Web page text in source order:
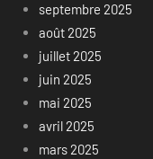
septembre 2025
août 2025
juillet 2025
juin 2025
mai 2025
avril 2025
mars 2025